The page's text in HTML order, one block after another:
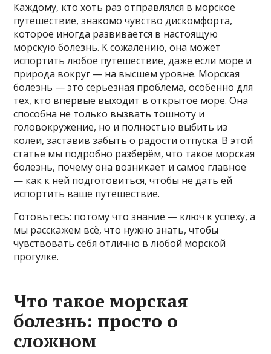
Каждому, кто хоть раз отправлялся в морское
путешествие, знакомо чувство дискомфорта,
которое иногда развивается в настоящую
морскую болезнь. К сожалению, она может
испортить любое путешествие, даже если море и
природа вокруг — на высшем уровне. Морская
болезнь — это серьёзная проблема, особенно для
тех, кто впервые выходит в открытое море. Она
способна не только вызвать тошноту и
головокружение, но и полностью выбить из
колеи, заставив забыть о радости отпуска. В этой
статье мы подробно разберём, что такое морская
болезнь, почему она возникает и самое главное
— как к ней подготовиться, чтобы не дать ей
испортить ваше путешествие.
Готовьтесь: потому что знание — ключ к успеху, а
мы расскажем всё, что нужно знать, чтобы
чувствовать себя отлично в любой морской
прогулке.
Что такое морская
болезнь: просто о
сложном